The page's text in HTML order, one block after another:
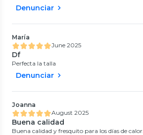
Denunciar
María
June 2025
Df
Perfecta la talla
Denunciar
Joanna
August 2025
Buena calidad
Buena calidad y fresquito para los días de calor.